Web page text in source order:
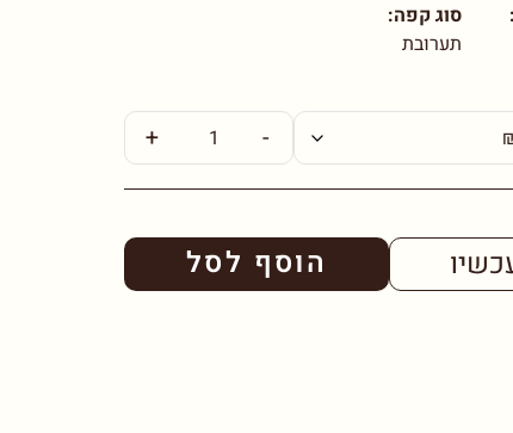
סוג קפה:
תערובת
-
+
הוסף לסל